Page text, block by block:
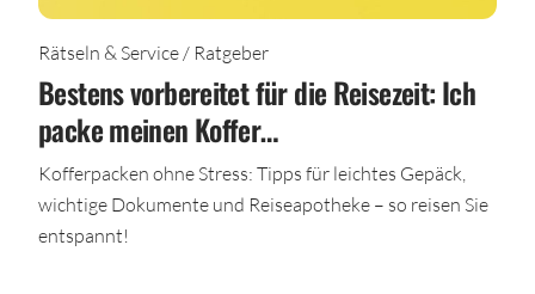
Rätseln & Service / Ratgeber
Bestens vorbereitet für die Reisezeit: Ich
packe meinen Koffer…
Kofferpacken ohne Stress: Tipps für leichtes Gepäck,
wichtige Dokumente und Reiseapotheke – so reisen Sie
entspannt!